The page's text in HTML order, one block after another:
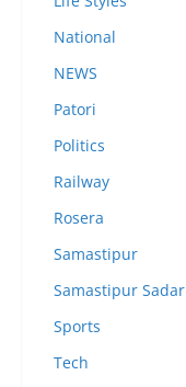
National
NEWS
Patori
Politics
Railway
Rosera
Samastipur
Samastipur Sadar
Sports
Tech